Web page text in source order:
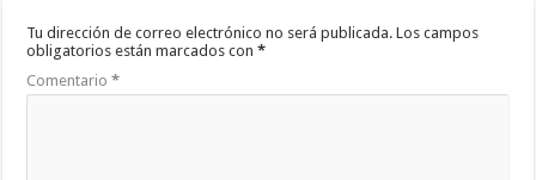
Tu dirección de correo electrónico no será publicada. Los campos
obligatorios están marcados con*
Comentario*